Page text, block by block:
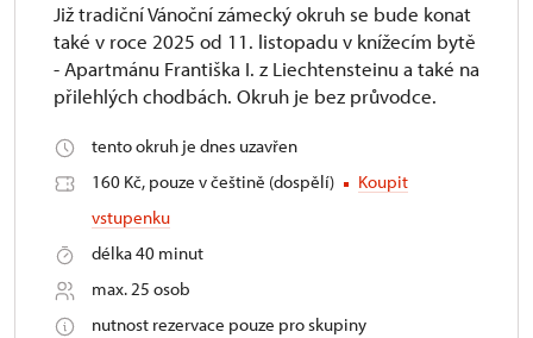
Již tradiční Vánoční zámecký okruh se bude konat
také v roce 2025 od 11. listopadu v knížecím bytě
- Apartmánu Františka I. z Liechtensteinu a také na
přilehlých chodbách. Okruh je bez průvodce.
tento okruh je dnes uzavřen
160 Kč, pouze v češtině (dospělí)
Koupit
vstupenku
délka 40 minut
max. 25 osob
nutnost rezervace pouze pro skupiny